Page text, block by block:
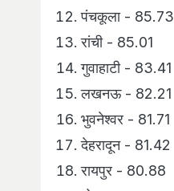
पंचकूला - 85.73
रांची - 85.01
गुवाहाटी - 83.41
लखनऊ - 82.21
भुवनेश्वर - 81.71
देहरादून - 81.42
रायपुर - 80.88